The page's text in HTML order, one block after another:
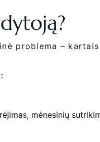
problema –
mėnesinių